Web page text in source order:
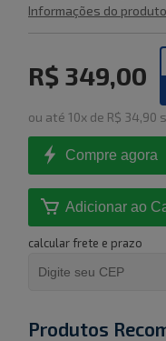
Informações do produto
R$ 349,00
ou até 10x de R$ 34,90
Compre agora
Adicionar ao
calcular frete e prazo
Produtos